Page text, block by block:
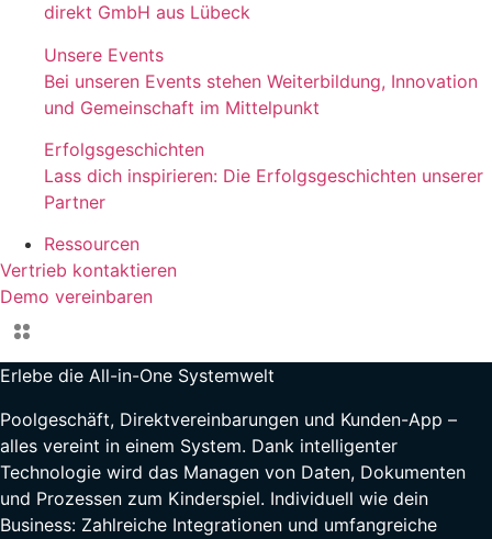
direkt GmbH aus Lübeck
Unsere Events
Bei unseren Events stehen Weiterbildung, Innovation
und Gemeinschaft im Mittelpunkt
Erfolgsgeschichten
Lass dich inspirieren: Die Erfolgsgeschichten unserer
Partner
Ressourcen
Vertrieb kontaktieren
Demo vereinbaren
Erlebe die All-in-One Systemwelt
Poolgeschäft, Direktvereinbarungen und Kunden-App –
alles vereint in einem System. Dank intelligenter
Technologie wird das Managen von Daten, Dokumenten
und Prozessen zum Kinderspiel. Individuell wie dein
Business: Zahlreiche Integrationen und umfangreiche